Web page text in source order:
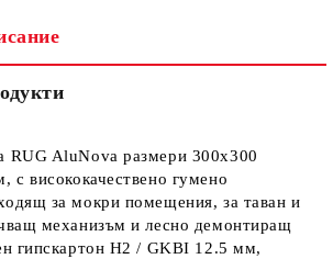
RUG AluNovа размери 300х300
с висококачествено гумено
за мокри помещения, за таван и
механизъм и лесно демонтиращ
гипскартон H2 / GKBI 12.5 мм,